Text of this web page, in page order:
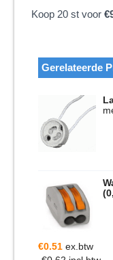
Koop 20 st voor
Gerelateerde
€0.51 ex.btw